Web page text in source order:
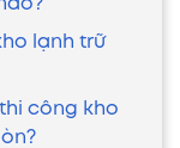
lạnh trữ
công kho